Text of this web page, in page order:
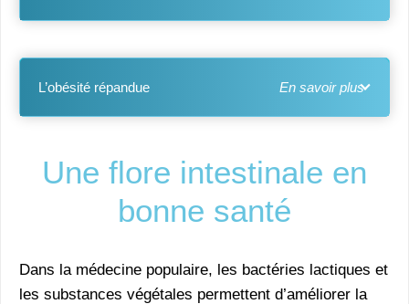
L’obésité répandue
Une flore intestinale en
bonne santé
Dans la médecine populaire, les bactéries lactiques et
les substances végétales permettent d’améliorer la